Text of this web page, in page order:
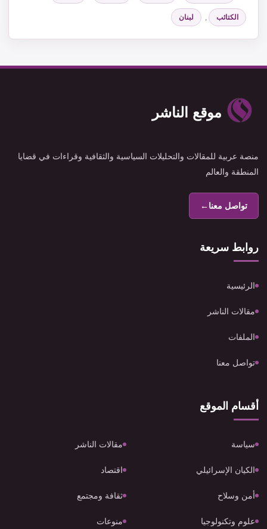
الكتائب , لبنان
موقع الناشر
منصة عربية للمقالات والتحليلات السياسية والثقافية وقراءات في قضايا
المنطقة والعالم
تواصل معنا←
روابط سريعة
الرئيسية
مقالات الناشر
الملفات
تواصل معنا
أقسام الموقع
سياسة مقالات الناشر
الكيان الإسرائيلي اقتصاد
أمن وسلاح ثقافة ومجتمع
علوم وتكنولوجيا منوعات